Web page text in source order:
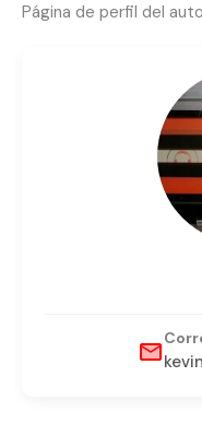
Página de perfil del